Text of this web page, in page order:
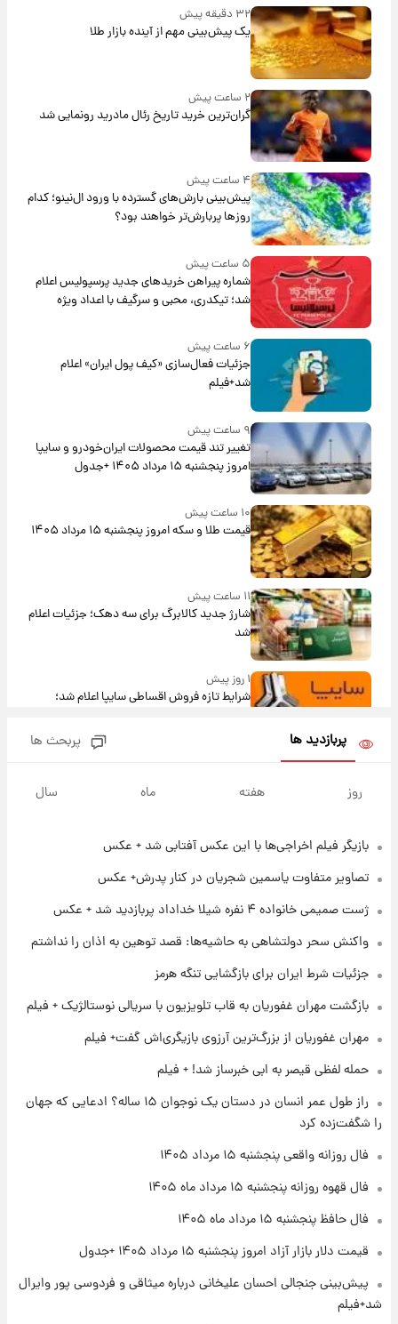
۳۲ دقیقه پیش
یک پیش‌بینی مهم از آینده بازار طلا
۲ ساعت پیش
گران‌ترین خرید تاریخ رئال مادرید رونمایی شد
۴ ساعت پیش
پیش‌بینی بارش‌های گسترده با ورود ال‌نینو؛ کدام
روزها پربارش‌تر خواهند بود؟
۵ ساعت پیش
شماره پیراهن خریدهای جدید پرسپولیس اعلام
شد؛ تیکدری، محبی و سرگیف با اعداد ویژه
۶ ساعت پیش
جزئیات فعال‌سازی «کیف پول ایران» اعلام
شد+فیلم
۹ ساعت پیش
تغییر تند قیمت محصولات ایران‌خودرو و سایپا
امروز پنجشنبه ۱۵ مرداد ۱۴۰۵ +جدول
۱۰ ساعت پیش
قیمت طلا و سکه امروز پنجشنبه ۱۵ مرداد ۱۴۰۵
۱۱ ساعت پیش
شارژ جدید کالابرگ برای سه دهک؛ جزئیات اعلام
شد
۱ روز پیش
شرایط تازه فروش اقساطی سایپا اعلام شد؛
قیمت سکه و طلا فردا
۱۷ ساعت پیش
فال قهوه روزانه پنجشنبه ۱۵ مرداد ماه ۱۴۰۵
۱۹ ساعت پیش
فال روزانه واقعی پنجشنبه ۱۵ مرداد ۱۴۰۵
ارزش سهام عدالت برای امروز چهارشنبه ۱۴ مرداد
آغاز طرح جدید فروش مشارکت در تولید سایپا؛
نام خودرو، مبلغ پیش پرداخت و زمان تحویل |
پربازدید ها پربحث ها
روز هفته ماه سال
بازیگر فیلم اخراجی‌ها با این عکس آفتابی شد + عکس
تصاویر متفاوت یاسمین شجریان در کنار پدرش+ عکس
ژست صمیمی خانواده ۴ نفره شیلا خداداد پربازدید شد + عکس
واکنش سحر دولتشاهی به حاشیه‌ها: قصد توهین به اذان را نداشتم
جزئیات شرط ایران برای بازگشایی تنگه هرمز
بازگشت مهران غفوریان به قاب تلویزیون با سریالی نوستالژیک + فیلم
مهران غفوریان از بزرگ‌ترین آرزوی بازیگری‌اش گفت+ فیلم
حمله لفظی قیصر به ابی خبرساز شد! + فیلم
راز طول عمر انسان در دستان یک نوجوان ۱۵ ساله؟ ادعایی که جهان
را شگفت‌زده کرد
فال روزانه واقعی پنجشنبه ۱۵ مرداد ۱۴۰۵
فال قهوه روزانه پنجشنبه ۱۵ مرداد ماه ۱۴۰۵
فال حافظ پنجشنبه ۱۵ مرداد ماه ۱۴۰۵
قیمت دلار بازار آزاد امروز پنجشنبه ۱۵ مرداد ۱۴۰۵ +جدول
پیش‌بینی جنجالی احسان علیخانی درباره میثاقی و فردوسی پور وایرال
شد+فیلم